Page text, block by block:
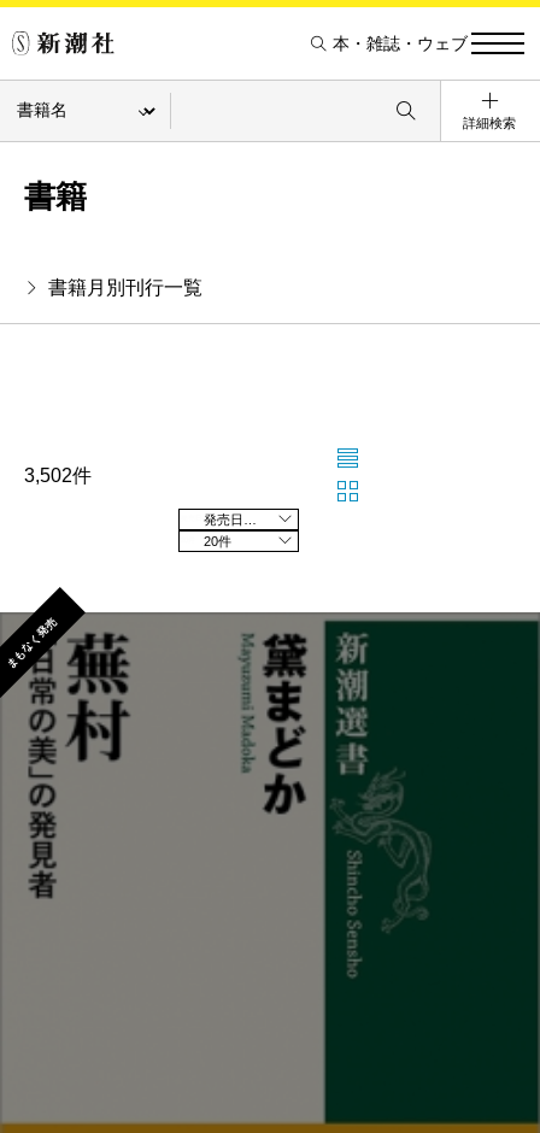
本・雑誌・ウェブ
詳細検索
書籍
書籍月別刊行一覧
3,502件
20件
まもなく発売